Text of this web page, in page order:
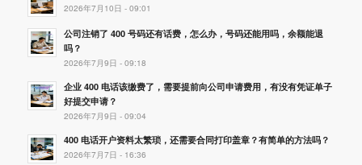
2026年7月10日 - 09:01
公司注销了 400 号码还有话费，怎么办，号码还能用吗，余额能退
吗？
2026年7月9日 - 09:18
企业 400 电话该缴费了，需要提前向公司申请费用，有没有凭证单子
好提交申请？
2026年7月9日 - 09:04
400 电话开户资料太繁琐，还需要合同打印盖章？有简单的方法吗？
2026年7月7日 - 16:36